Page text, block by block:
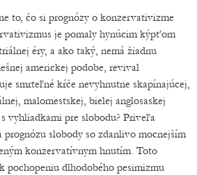
to, čo si prognózy o konzervativizme
je pomaly hynúcim kýpťom
éry, a ako taký, nemá žiadnu
americkej podobe, revival
smrteľné kŕče nevyhnutne skapínajúcej,
malomestskej, bielej anglosaskej
vyhliadkami pre slobodu? Priveľa
prognózu slobody so zdanlivo mocnejším
konzervatívnym hnutím. Toto
pochopeniu dlhodobého pesimizmu